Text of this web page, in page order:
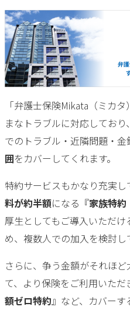
「弁護士保険Mikata（ミカ
まなトラブルに対応してお
でのトラブル・近隣問題・金
囲をカバーしてくれます。
特約サービスもかなり充実
料が約半額になる『家族特約
厚生としてもご導入いただけ
め、複数人での加入を検討し
さらに、争う金額がそれほ
て、より保険をご利用いた
額ゼロ特約』など、カバー